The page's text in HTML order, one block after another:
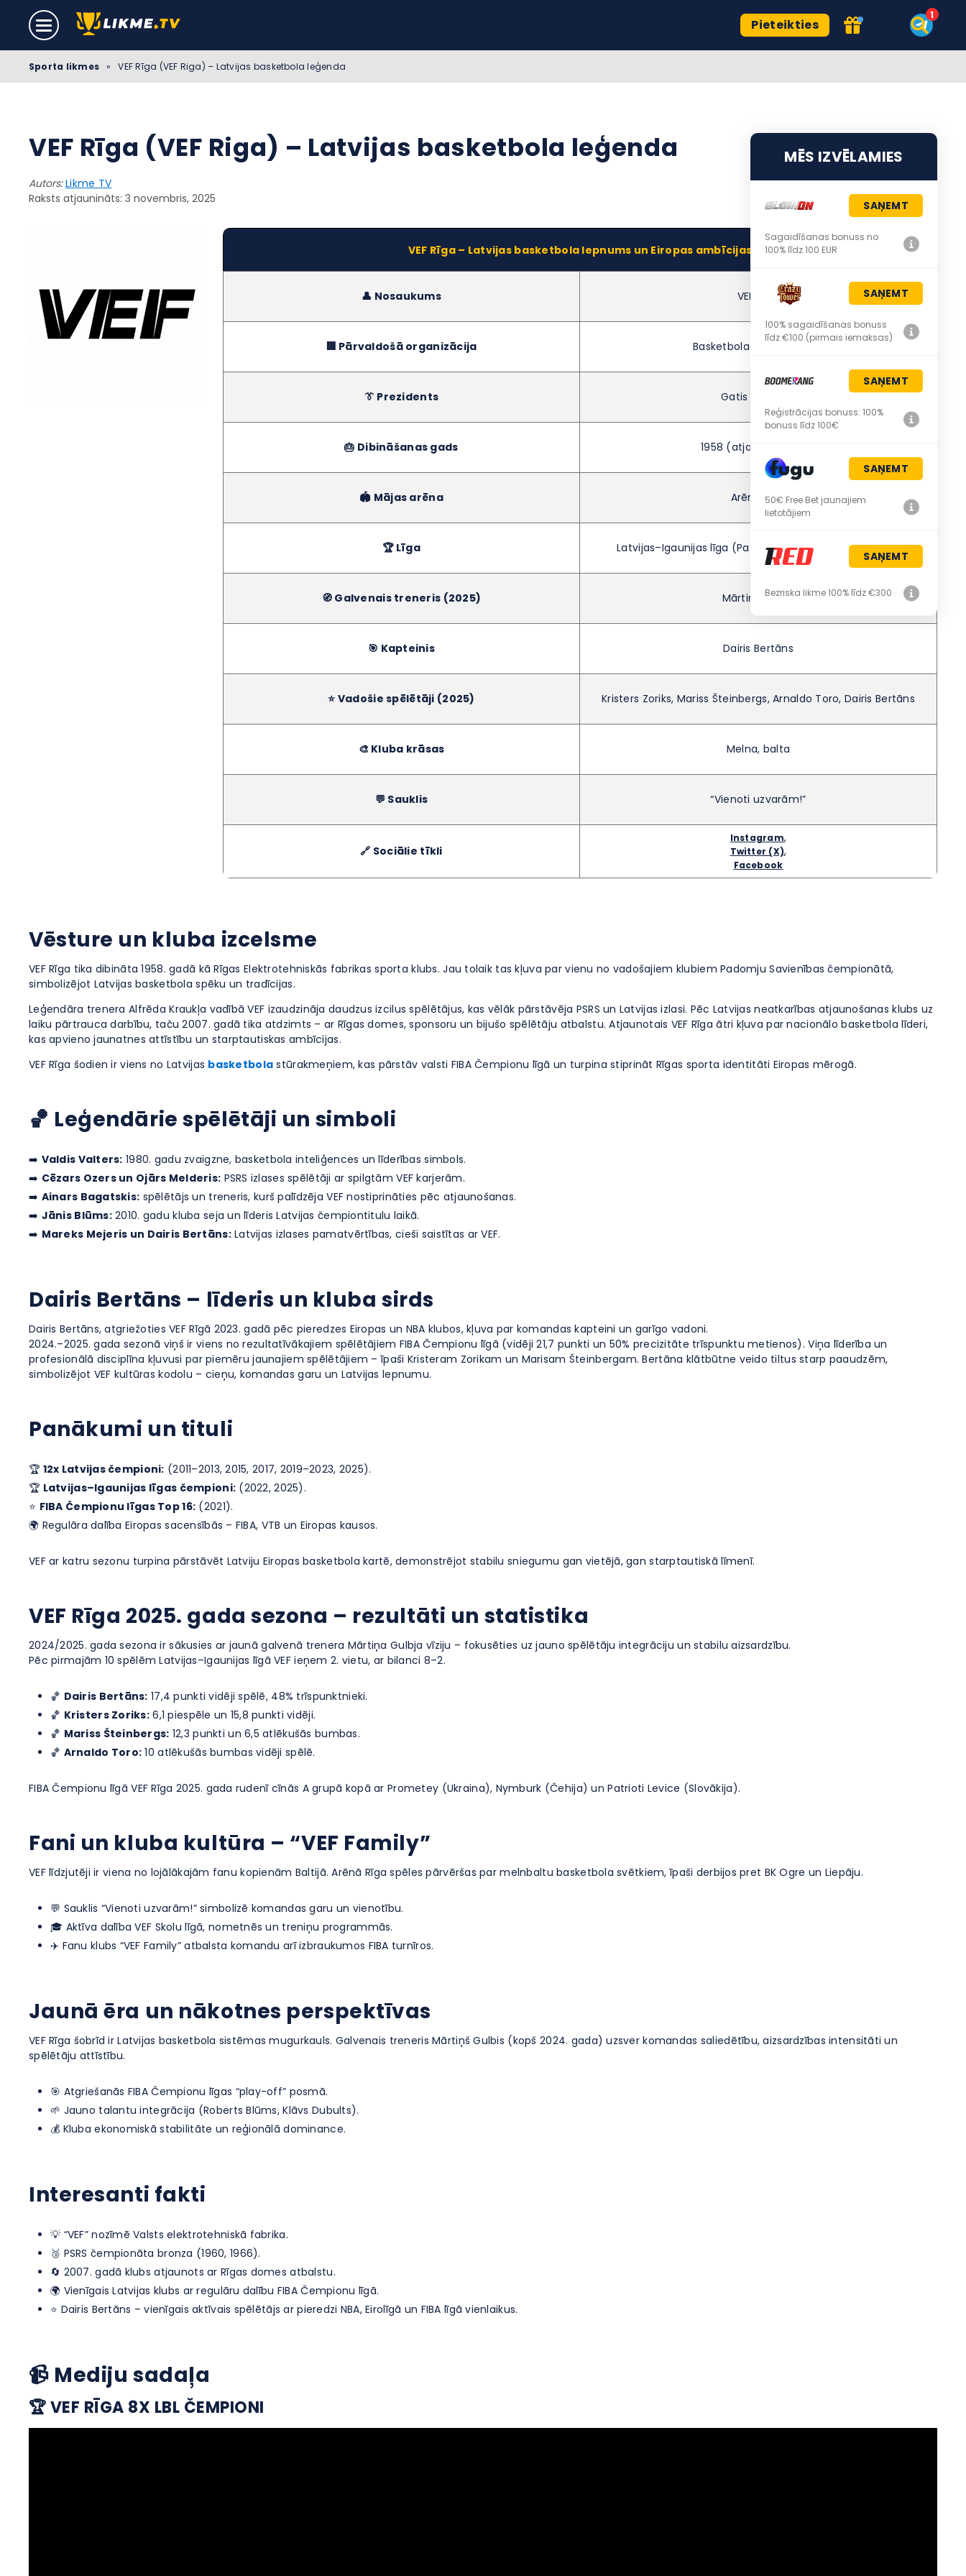
Pieteikties
Sporta likmes » VEF Rīga (VEF Riga) – Latvijas basketbola leģenda
VEF Rīga (VEF Riga) – Latvijas basketbola leģenda
Autors:Likme TV
Raksts atjaunināts: 3 novembris, 2025
VEF Rīga – Latvijas basketbola lepnums un Eiropas ambīcijas
👤 Nosaukums VEF Rīga
🏢 Pārvaldošā organizācija Basketbola klubs VEF Rīga
👔 Prezidents Gatis Jahovičs
🎂 Dibināšanas gads 1958 (atjaunots 2007)
🏟️ Mājas arēna Arēna Rīga
🏆 Līga Latvijas–Igaunijas līga (Pafbet LBL), FIBA Čempionu līga
🧭 Galvenais treneris (2025) Mārtiņš Gulbis
🎯 Kapteinis Dairis Bertāns
⭐ Vadošie spēlētāji (2025) Kristers Zoriks, Mariss Šteinbergs, Arnaldo Toro, Dairis Bertāns
🎨 Kluba krāsas Melna, balta
💬 Sauklis “Vienoti uzvarām!”
🔗 Sociālie tīkli
Instagram,
Twitter (X),
Facebook
Vēsture un kluba izcelsme
VEF Rīga tika dibināta 1958. gadā kā Rīgas Elektrotehniskās fabrikas sporta klubs. Jau tolaik tas kļuva par vienu no vadošajiem klubiem Padomju Savienības čempionātā,
simbolizējot Latvijas basketbola spēku un tradīcijas.
Leģendāra trenera Alfrēda Kraukļa vadībā VEF izaudzināja daudzus izcilus spēlētājus, kas vēlāk pārstāvēja PSRS un Latvijas izlasi. Pēc Latvijas neatkarības atjaunošanas klubs uz
laiku pārtrauca darbību, taču 2007. gadā tika atdzimts – ar Rīgas domes, sponsoru un bijušo spēlētāju atbalstu. Atjaunotais VEF Rīga ātri kļuva par nacionālo basketbola līderi,
kas apvieno jaunatnes attīstību un starptautiskas ambīcijas.
VEF Rīga šodien ir viens no Latvijas basketbola stūrakmeņiem, kas pārstāv valsti FIBA Čempionu līgā un turpina stiprināt Rīgas sporta identitāti Eiropas mērogā.
🏀 Leģendārie spēlētāji un simboli
➡️ Valdis Valters: 1980. gadu zvaigzne, basketbola inteliģences un līderības simbols.
➡️ Cēzars Ozers un Ojārs Melderis: PSRS izlases spēlētāji ar spilgtām VEF karjerām.
➡️ Ainars Bagatskis: spēlētājs un treneris, kurš palīdzēja VEF nostiprināties pēc atjaunošanas.
➡️ Jānis Blūms:2010. gadu kluba seja un līderis Latvijas čempiontitulu laikā.
➡️ Mareks Mejeris un Dairis Bertāns:Latvijas izlases pamatvērtības, cieši saistītas ar VEF.
Dairis Bertāns – līderis un kluba sirds
Dairis Bertāns, atgriežoties VEF Rīgā 2023. gadā pēc pieredzes Eiropas un NBA klubos, kļuva par komandas kapteini un garīgo vadoni.
2024.–2025. gada sezonā viņš ir viens no rezultatīvākajiem spēlētājiem FIBA Čempionu līgā (vidēji 21,7 punkti un 50% precizitāte trīspunktu metienos). Viņa līderība un
profesionālā disciplīna kļuvusi par piemēru jaunajiem spēlētājiem – īpaši Kristeram Zorikam un Marisam Šteinbergam. Bertāna klātbūtne veido tiltus starp paaudzēm,
simbolizējot VEF kultūras kodolu – cieņu, komandas garu un Latvijas lepnumu.
Panākumi un tituli
🏆 12x Latvijas čempioni: (2011–2013, 2015, 2017, 2019–2023, 2025).
🏆 Latvijas–Igaunijas līgas čempioni: (2022, 2025).
⭐ FIBA Čempionu līgas Top 16: (2021).
🌍 Regulāra dalība Eiropas sacensībās – FIBA, VTB un Eiropas kausos.
VEF ar katru sezonu turpina pārstāvēt Latviju Eiropas basketbola kartē, demonstrējot stabilu sniegumu gan vietējā, gan starptautiskā līmenī.
VEF Rīga 2025. gada sezona – rezultāti un statistika
2024/2025. gada sezona ir sākusies ar jaunā galvenā trenera Mārtiņa Gulbja vīziju – fokusēties uz jauno spēlētāju integrāciju un stabilu aizsardzību.
Pēc pirmajām 10 spēlēm Latvijas–Igaunijas līgā VEF ieņem 2. vietu, ar bilanci 8–2.
🏀 Dairis Bertāns: 17,4 punkti vidēji spēlē, 48% trīspunktnieki.
🏀 Kristers Zoriks: 6,1 piespēle un 15,8 punkti vidēji.
🏀 Mariss Šteinbergs: 12,3 punkti un 6,5 atlēkušās bumbas.
🏀 Arnaldo Toro: 10 atlēkušās bumbas vidēji spēlē.
FIBA Čempionu līgā VEF Rīga 2025. gada rudenī cīnās A grupā kopā ar Prometey (Ukraina), Nymburk (Čehija) un Patrioti Levice (Slovākija).
Fani un kluba kultūra – “VEF Family”
VEF līdzjutēji ir viena no lojālākajām fanu kopienām Baltijā. Arēnā Rīga spēles pārvēršas par melnbaltu basketbola svētkiem, īpaši derbijos pret BK Ogre un Liepāju.
💬 Sauklis “Vienoti uzvarām!” simbolizē komandas garu un vienotību.
🎓 Aktīva dalība VEF Skolu līgā, nometnēs un treniņu programmās.
✈️ Fanu klubs “VEF Family” atbalsta komandu arī izbraukumos FIBA turnīros.
Jaunā ēra un nākotnes perspektīvas
VEF Rīga šobrīd ir Latvijas basketbola sistēmas mugurkauls. Galvenais treneris Mārtiņš Gulbis (kopš 2024. gada) uzsver komandas saliedētību, aizsardzības intensitāti un
spēlētāju attīstību.
🎯 Atgriešanās FIBA Čempionu līgas “play-off” posmā.
🌱 Jauno talantu integrācija (Roberts Blūms, Klāvs Dubults).
💰 Kluba ekonomiskā stabilitāte un reģionālā dominance.
Interesanti fakti
💡 “VEF” nozīmē Valsts elektrotehniskā fabrika.
🥉 PSRS čempionāta bronza (1960, 1966).
🔄 2007. gadā klubs atjaunots ar Rīgas domes atbalstu.
🌍 Vienīgais Latvijas klubs ar regulāru dalību FIBA Čempionu līgā.
⭐ Dairis Bertāns – vienīgais aktīvais spēlētājs ar pieredzi NBA, Eirolīgā un FIBA līgā vienlaikus.
📹 Mediju sadaļa
🏆 VEF RĪGA 8X LBL ČEMPIONI
MĒS IZVĒLAMIES
SAŅEMT
Sagaidīšanas bonuss no
100% līdz 100 EUR
SAŅEMT
100% sagaidīšanas bonuss
līdz €100 (pirmais iemaksas)
SAŅEMT
Reģistrācijas bonuss: 100%
bonuss līdz 100€
SAŅEMT
50€ Free Bet jaunajiem
lietotājiem
SAŅEMT
Bezriska likme 100% līdz €300